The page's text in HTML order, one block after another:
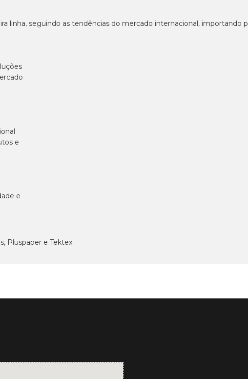
linha, seguindo as tendências do mercado internacional, importando
e
e
Pluspaper e Tektex.